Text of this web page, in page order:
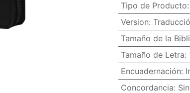
Tipo de Producto:
Version:
Tamaño de la
Tamaño de Letra:
Encuadernación:
Concordancia: